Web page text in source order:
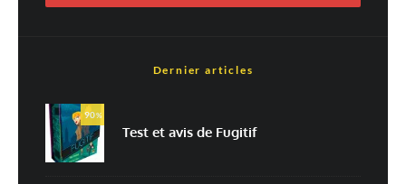
*
Dernier articles
90%
Test et avis de Fugitif